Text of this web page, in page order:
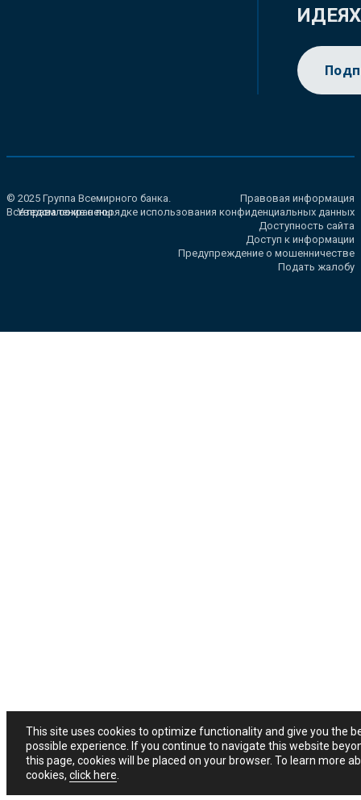
ИДЕЯХ
© 2025 Группа Всемирного банка.
Все права сохранены.
Правовая информация
Уведомление о порядке использования конфиденциальных данных
Доступность сайта
Доступ к информации
Предупреждение о мошенничестве
Подать жалобу
This site uses cookies to optimize functionality and give you the
possible experience. If you continue to navigate this website
this page, cookies will be placed on your browser. To learn more
cookies, click here